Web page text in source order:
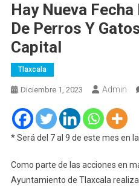
Hay Nueva
De Perros Y
Capital
Tlaxcala
Diciembre 1, 2023 Admin
* Será del 7 al 9 de este mes en
Como parte de las acciones en
Ayuntamiento de Tlaxcala